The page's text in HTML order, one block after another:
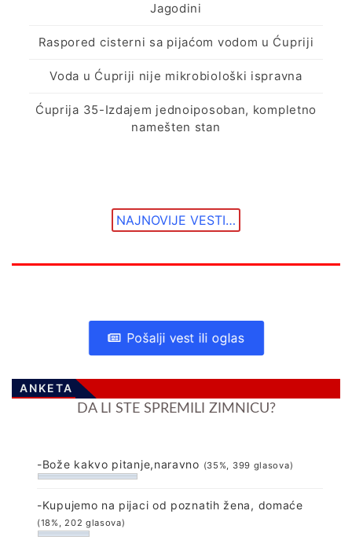
Jagodini
Raspored cisterni sa pijaćom vodom u Ćupriji
Voda u Ćupriji nije mikrobiološki ispravna
Ćuprija 35-Izdajem jednoiposoban, kompletno
namešten stan
NAJNOVIJE VESTI…
Pošalji vest ili oglas
ANKETA
DA LI STE SPREMILI ZIMNICU?
-Bože kakvo pitanje,naravno (35%, 399 glasova)
-Kupujemo na pijaci od poznatih žena, domaće
(18%, 202 glasova)